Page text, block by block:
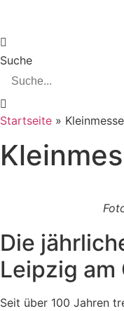
springen
Suche
Startseite » Kleinmesse
Die
Leipzig
Seit über 100 Jahren